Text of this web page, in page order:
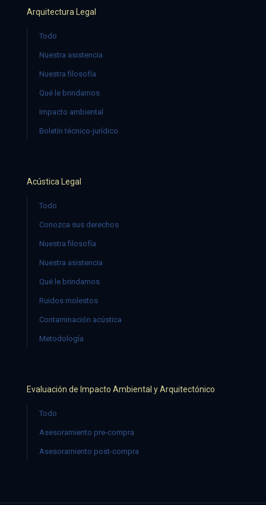
Arquitectura Legal
Todo
Nuestra asistencia
Nuestra filosofía
Qué le brindamos
Impacto ambiental
Boletín técnico-jurídico
Acústica Legal
Todo
Conozca sus derechos
Nuestra filosofía
Nuestra asistencia
Qué le brindamos
Ruidos molestos
Contaminación acústica
Metodología
Evaluación de Impacto Ambiental y Arquitectónico
Todo
Asesoramiento pre-compra
Asesoramiento post-compra